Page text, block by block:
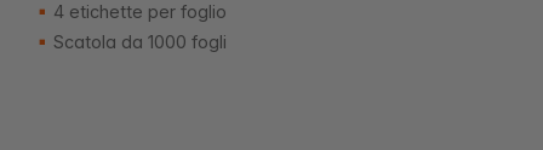
4 etichette per foglio
Scatola da 1000 fogli